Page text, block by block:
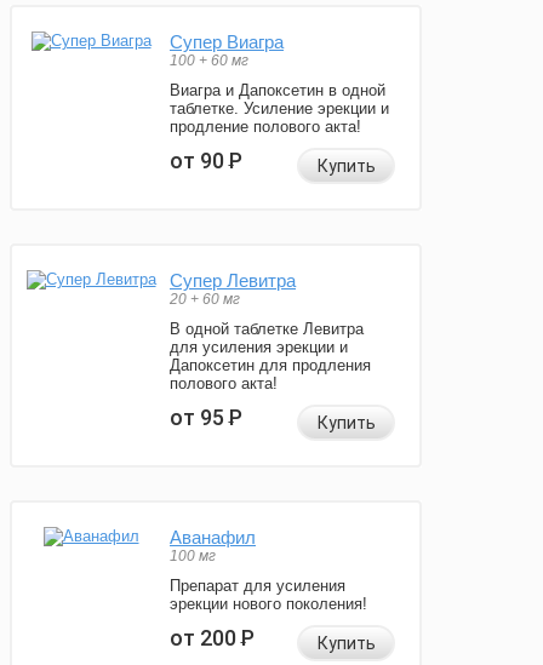
Супер Виагра
100 + 60 мг
Виагра и Дапоксетин в одной
таблетке. Усиление эрекции и
продление полового акта!
от 90Р Купить
Супер Левитра
20 + 60 мг
В одной таблетке Левитра
для усиления эрекции и
Дапоксетин для продления
полового акта!
от 95Р Купить
Аванафил
100 мг
Препарат для усиления
эрекции нового поколения!
от 200Р Купить